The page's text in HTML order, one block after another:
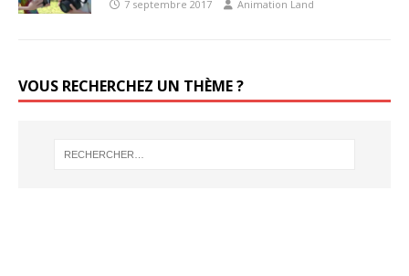
7 septembre 2017 Animation Land
VOUS RECHERCHEZ UN THÈME ?